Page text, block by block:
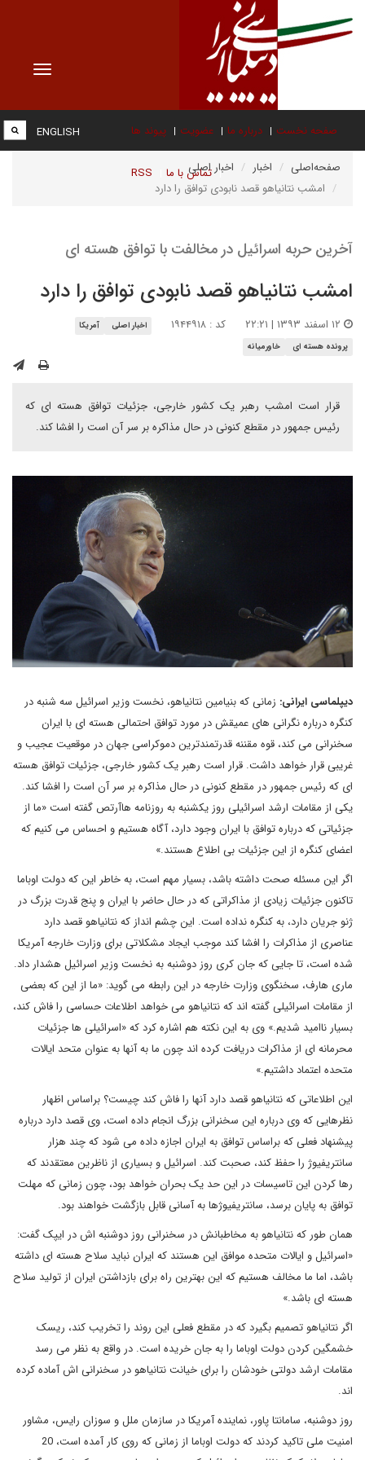
Toggle
صفحه نخست درباره ما عضویت پیوند ها
تماس با ما RSS
ENGLISH
صفحه‌اصلی اخبار
اخبار اصلی
امشب نتانیاهو قصد نابودی توافق را دارد
آخرین حربه اسرائیل در مخالفت با توافق هسته ای
امشب نتانیاهو قصد نابودی توافق را دارد
کد : ۱۹۴۴۹۱۸ اخبار اصلی
آمریکا
پرونده هسته ای
خاورمیانه
قرار است امشب رهبر یک کشور خارجی، جزئیات توافق هسته ای که
رئیس جمهور در مقطع کنونی در حال مذاکره بر سر آن است را افشا کند.
دیپلماسی ایرانی: زمانی که بنیامین نتانیاهو، نخست وزیر اسرائیل سه شنبه در
کنگره درباره نگرانی های عمیقش در مورد توافق احتمالی هسته ای با ایران
سخنرانی می کند، قوه مقننه قدرتمندترین دموکراسی جهان در موقعیت عجیب و
غریبی قرار خواهد داشت. قرار است رهبر یک کشور خارجی، جزئیات توافق هسته
ای که رئیس جمهور در مقطع کنونی در حال مذاکره بر سر آن است را افشا کند.
یکی از مقامات ارشد اسرائیلی روز یکشنبه به روزنامه هاآرتص گفته است «ما از
جزئیاتی که درباره توافق با ایران وجود دارد، آگاه هستیم و احساس می کنیم که
اعضای کنگره از این جزئیات بی اطلاع هستند.»
اگر این مسئله صحت داشته باشد، بسیار مهم است، به خاطر این که دولت اوباما
تاکنون جزئیات زیادی از مذاکراتی که در حال حاضر با ایران و پنج قدرت بزرگ در
ژنو جریان دارد، به کنگره نداده است. این چشم انداز که نتانیاهو قصد دارد
عناصری از مذاکرات را افشا کند موجب ایجاد مشکلاتی برای وزارت خارجه آمریکا
شده است، تا جایی که جان کری روز دوشنبه به نخست وزیر اسرائیل هشدار داد.
ماری هارف، سخنگوی وزارت خارجه در این رابطه می گوید: «ما از این که بعضی
از مقامات اسرائیلی گفته اند که نتانیاهو می خواهد اطلاعات حساسی را فاش کند،
بسیار ناامید شدیم.» وی به این نکته هم اشاره کرد که «اسرائیلی ها جزئیات
محرمانه ای از مذاکرات دریافت کرده اند چون ما به آنها به عنوان متحد ایالات
متحده اعتماد داشتیم.»
این اطلاعاتی که نتانیاهو قصد دارد آنها را فاش کند چیست؟ براساس اظهار
نظرهایی که وی درباره این سخنرانی بزرگ انجام داده است، وی قصد دارد درباره
پیشنهاد فعلی که براساس توافق به ایران اجازه داده می شود که چند هزار
سانتریفیوژ را حفظ کند، صحبت کند. اسرائیل و بسیاری از ناظرین معتقدند که
رها کردن این تاسیسات در این حد یک بحران خواهد بود، چون زمانی که مهلت
توافق به پایان برسد، سانتریفیوژها به آسانی قابل بازگشت خواهند بود.
همان طور که نتانیاهو به مخاطبانش در سخنرانی روز دوشنبه اش در ایپک گفت:
«اسرائیل و ایالات متحده موافق این هستند که ایران نباید سلاح هسته ای داشته
باشد، اما ما مخالف هستیم که این بهترین راه برای بازداشتن ایران از تولید سلاح
هسته ای باشد.»
اگر نتانیاهو تصمیم بگیرد که در مقطع فعلی این روند را تخریب کند، ریسک
خشمگین کردن دولت اوباما را به جان خریده است. در واقع به نظر می رسد
مقامات ارشد دولتی خودشان را برای خیانت نتانیاهو در سخنرانی اش آماده کرده
اند.
روز دوشنبه، سامانتا پاور، نماینده آمریکا در سازمان ملل و سوزان رایس، مشاور
امنیت ملی تاکید کردند که دولت اوباما از زمانی که روی کار آمده است، 20